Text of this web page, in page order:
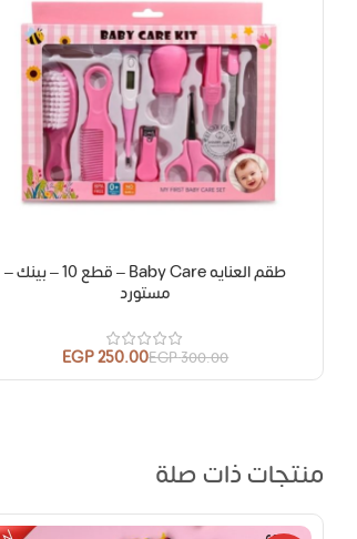
طقم العنايه Baby Care – قطع 10 – بينك –
مستورد
300.00
EGP
250.00
EGP
منتجات ذات صلة